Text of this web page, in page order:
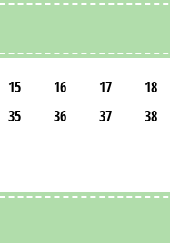
15 16 17 18
35 36 37 38